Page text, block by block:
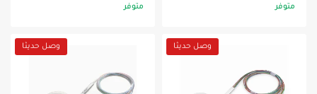
متوفر متوفر
وصل حديثا وصل حديثا